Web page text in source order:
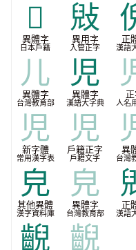
𫤘
異體字
日本戶籍
㪒
異用字
入管正字
正
漢語
儿
異體字
台灣教育部
児
異體字
漢語大字典 人名
児
新字體
常用漢字表
児
戶籍正字
戶籍文字
異
台灣
皃
其他異體
漢字資料庫
皃
異體字
台灣教育部
正
漢語
齯 齯